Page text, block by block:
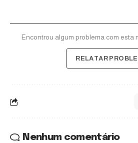
Encontrou algum problema com esta
RELATAR
Nenhum comentário